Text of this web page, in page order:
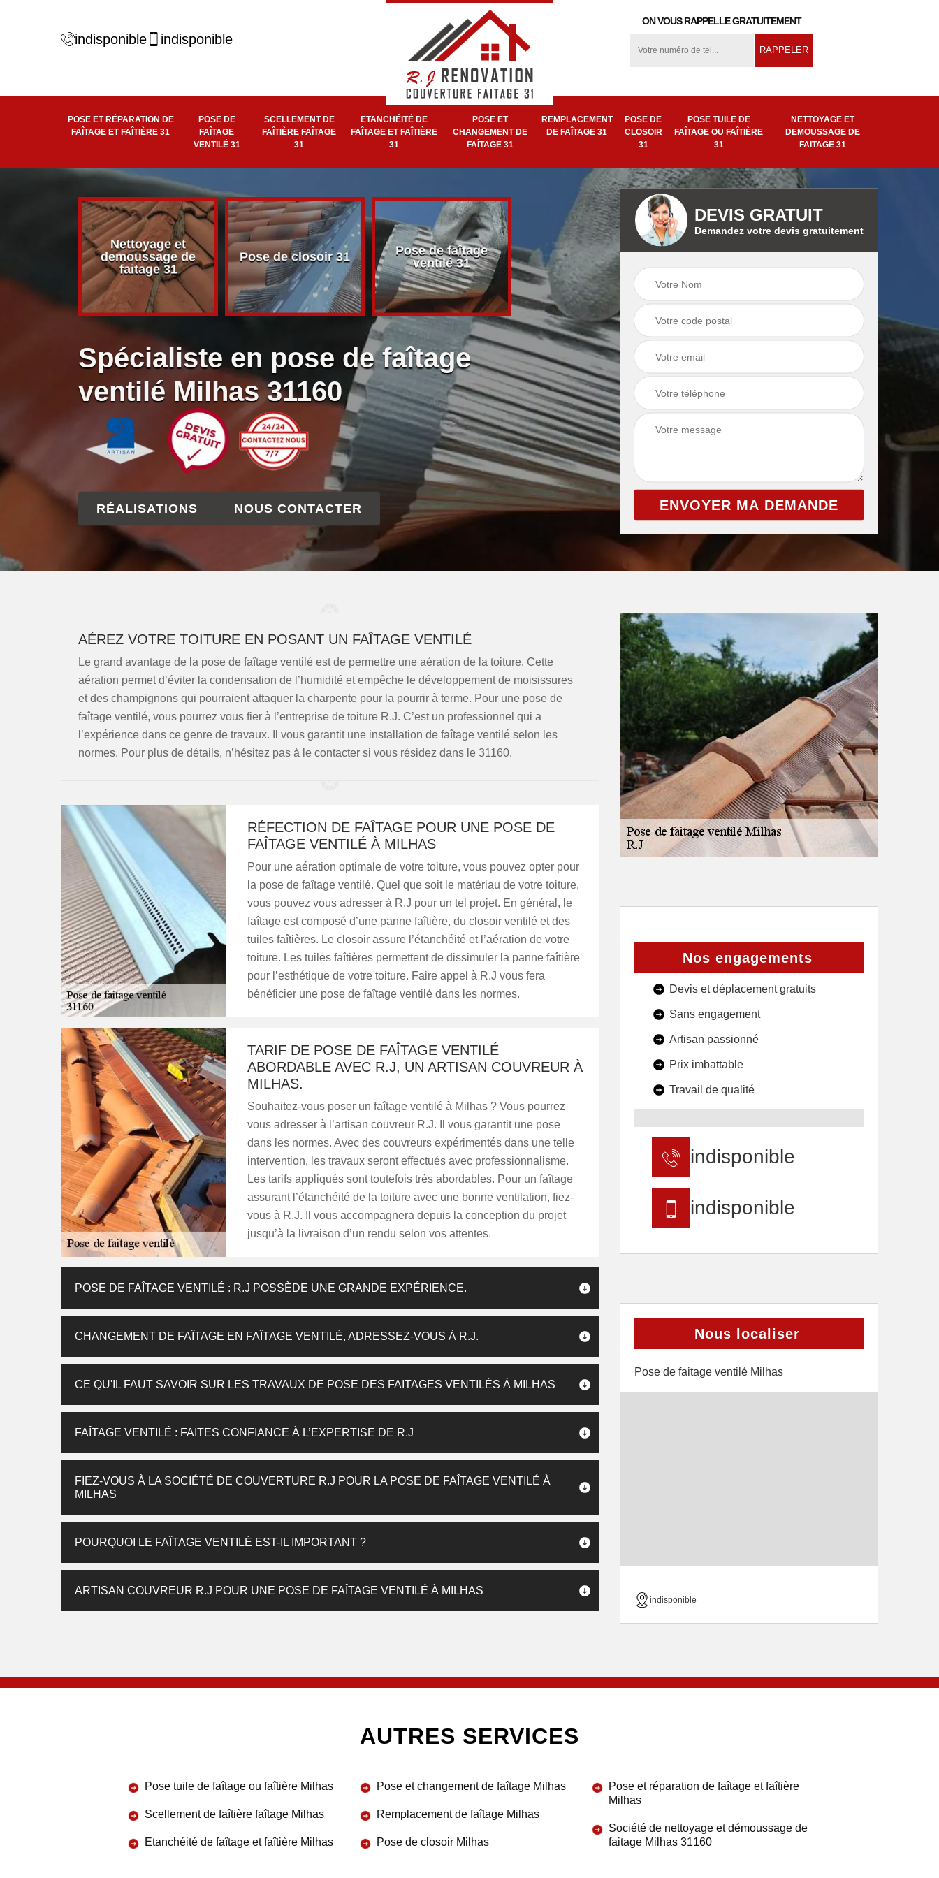
indisponible indisponible
ON VOUS RAPPELLE GRATUITEMENT
POSE ET RÉPARATION DE
FAÎTAGE ET FAÎTIÈRE 31
POSE DE
FAÎTAGE
VENTILÉ 31
SCELLEMENT DE
FAÎTIÈRE FAÎTAGE
31
ETANCHÉITÉ DE
FAÎTAGE ET FAÎTIÈRE
31
POSE ET
CHANGEMENT DE
FAÎTAGE 31
REMPLACEMENT
DE FAÎTAGE 31
POSE DE
CLOSOIR
31
POSE TUILE DE
FAÎTAGE OU FAÎTIÈRE
31
NETTOYAGE ET
DEMOUSSAGE DE
FAITAGE 31
Nettoyage et
demoussage de
faitage 31
Pose de closoir 31
Pose de faîtage
ventilé 31
Pose et réparation
de faîtage et faîtière
31
faîtage ou faîtière
31
Remplacement de
Spécialiste en pose de faîtage
ventilé Milhas 31160
RÉALISATIONS NOUS CONTACTER
DEVIS GRATUIT
Demandez votre devis gratuitement
AÉREZ VOTRE TOITURE EN POSANT UN FAÎTAGE VENTILÉ
Le grand avantage de la pose de faîtage ventilé est de permettre une aération de la toiture. Cette
aération permet d’éviter la condensation de l’humidité et empêche le développement de moisissures
et des champignons qui pourraient attaquer la charpente pour la pourrir à terme. Pour une pose de
faîtage ventilé, vous pourrez vous fier à l’entreprise de toiture R.J. C’est un professionnel qui a
l’expérience dans ce genre de travaux. Il vous garantit une installation de faîtage ventilé selon les
normes. Pour plus de détails, n’hésitez pas à le contacter si vous résidez dans le 31160.
RÉFECTION DE FAÎTAGE POUR UNE POSE DE
FAÎTAGE VENTILÉ À MILHAS
Pour une aération optimale de votre toiture, vous pouvez opter pour
la pose de faîtage ventilé. Quel que soit le matériau de votre toiture,
vous pouvez vous adresser à R.J pour un tel projet. En général, le
faîtage est composé d’une panne faîtière, du closoir ventilé et des
tuiles faîtières. Le closoir assure l’étanchéité et l’aération de votre
toiture. Les tuiles faîtières permettent de dissimuler la panne faîtière
pour l’esthétique de votre toiture. Faire appel à R.J vous fera
bénéficier une pose de faîtage ventilé dans les normes.
TARIF DE POSE DE FAÎTAGE VENTILÉ
ABORDABLE AVEC R.J, UN ARTISAN COUVREUR À
MILHAS.
Souhaitez-vous poser un faîtage ventilé à Milhas ? Vous pourrez
vous adresser à l’artisan couvreur R.J. Il vous garantit une pose
dans les normes. Avec des couvreurs expérimentés dans une telle
intervention, les travaux seront effectués avec professionnalisme.
Les tarifs appliqués sont toutefois très abordables. Pour un faîtage
assurant l’étanchéité de la toiture avec une bonne ventilation, fiez-
vous à R.J. Il vous accompagnera depuis la conception du projet
jusqu’à la livraison d’un rendu selon vos attentes.
POSE DE FAÎTAGE VENTILÉ : R.J POSSÈDE UNE GRANDE EXPÉRIENCE.
CHANGEMENT DE FAÎTAGE EN FAÎTAGE VENTILÉ, ADRESSEZ-VOUS À R.J.
CE QU'IL FAUT SAVOIR SUR LES TRAVAUX DE POSE DES FAITAGES VENTILÉS À MILHAS
FAÎTAGE VENTILÉ : FAITES CONFIANCE À L’EXPERTISE DE R.J
FIEZ-VOUS À LA SOCIÉTÉ DE COUVERTURE R.J POUR LA POSE DE FAÎTAGE VENTILÉ À
MILHAS
POURQUOI LE FAÎTAGE VENTILÉ EST-IL IMPORTANT ?
ARTISAN COUVREUR R.J POUR UNE POSE DE FAÎTAGE VENTILÉ À MILHAS
Nos engagements
Devis et déplacement gratuits
Sans engagement
Artisan passionné
Prix imbattable
Travail de qualité
indisponible
indisponible
Nous localiser
Pose de faitage ventilé Milhas
indisponible
AUTRES SERVICES
Pose tuile de faîtage ou faîtière Milhas
Scellement de faîtière faîtage Milhas
Etanchéité de faîtage et faîtière Milhas
Pose et changement de faîtage Milhas
Remplacement de faîtage Milhas
Pose de closoir Milhas
Pose et réparation de faîtage et faîtière
Milhas
Société de nettoyage et démoussage de
faitage Milhas 31160